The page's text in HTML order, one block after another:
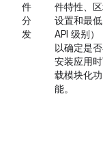
件
分
发
件特性、
设置和最低
API 级别）
以确定是
安装应用
载模块化功
能。